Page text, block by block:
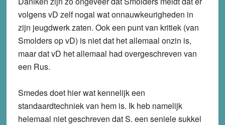
volgens vD zelf nogal wat onnauwkeurigheden in
zijn jeugdwerk zaten. Ook een punt van kritiek (van
Smolders op vD) is niet dat het allemaal onzin is,
maar dat vD het allemaal had overgeschreven van
een Rus.
Smedes doet hier wat kennelijk een
standaardtechniek van hem is. Ik heb namelijk
helemaal niet geschreven dat S. een seniele sukkel